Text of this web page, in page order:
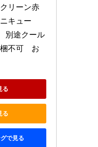
リーン赤
キュー
別途クール
不可　お
る
る
で見る